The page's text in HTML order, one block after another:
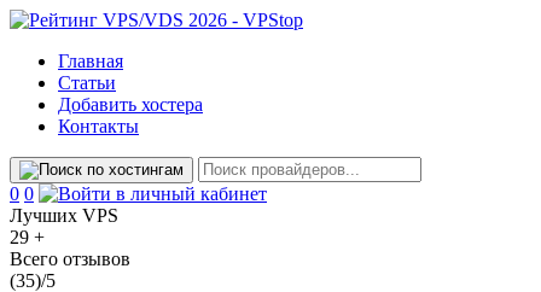
Главная
Статьи
Добавить хостера
Контакты
Сравнение
0 Избранное
0
Лучших VPS
29 +
Всего отзывов
(35)/5